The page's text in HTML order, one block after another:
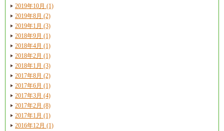
2019年10月 (1)
2019年8月 (2)
2019年1月 (3)
2018年9月 (1)
2018年4月 (1)
2018年2月 (1)
2018年1月 (3)
2017年8月 (2)
2017年6月 (1)
2017年3月 (4)
2017年2月 (8)
2017年1月 (1)
2016年12月 (1)